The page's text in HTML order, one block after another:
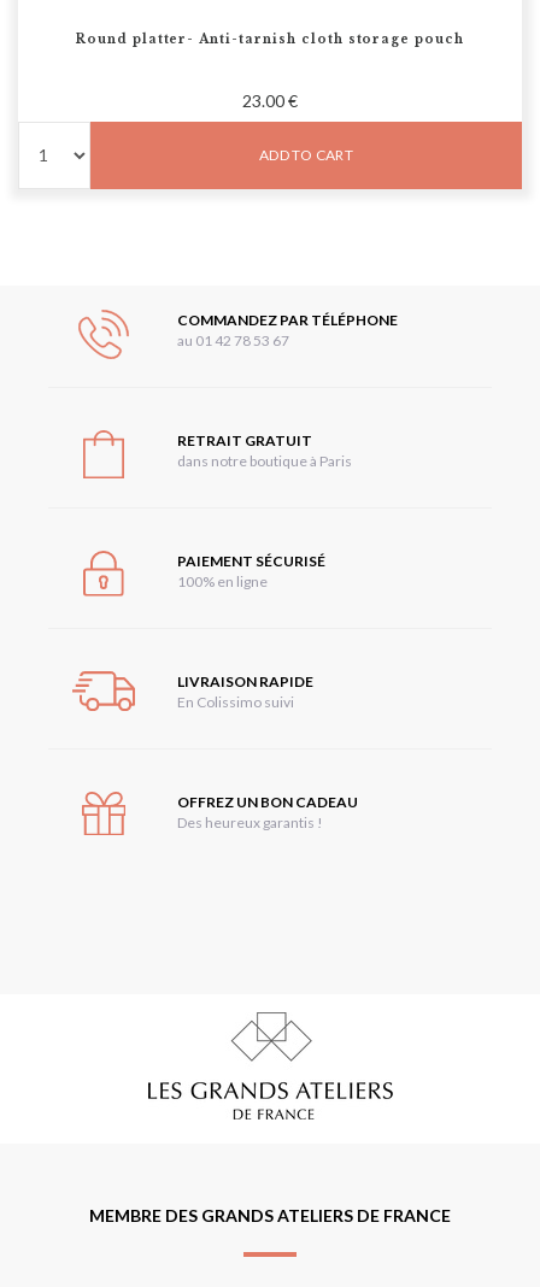
Round platter- Anti-tarnish cloth storage pouch
23.00 €
ADD TO CART
COMMANDEZ PAR TÉLÉPHONE
au 01 42 78 53 67
RETRAIT GRATUIT
dans notre boutique à Paris
PAIEMENT SÉCURISÉ
100% en ligne
LIVRAISON RAPIDE
En Colissimo suivi
OFFREZ UN BON CADEAU
Des heureux garantis !
MEMBRE DES GRANDS ATELIERS DE FRANCE